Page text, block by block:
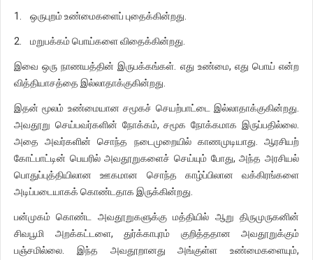
1. ஒருபுறம் உண்மைகளைப் புதைக்கின்றது.
2. மறுபக்கம் பொய்களை விதைக்கின்றது.
இவை ஒரு நாணயத்தின் இருபக்கங்கள். எது உண்மை, எது பொய் என்ற
வித்தியாசத்தை இல்லாதாக்குகின்றது.
இதன் மூலம் உண்மையான சமூகச் செயற்பாட்டை இல்லாதாக்குகின்றது.
அவதூறு செய்பவர்களின் நோக்கம், சமூக நோக்கமாக இருப்பதில்லை.
அதை அவர்களின் சொந்த நடைமுறையில் காணமுடியாது. ஆரசியற்
கோட்பாட்டின் பெயரில் அவதூறுகளைச் செய்யும் போது, அந்த அரசியல்
பொதுப்புத்தியிலான ஊகமான சொந்த காழ்ப்பிலான வக்கிரங்களை
அடிப்படையாகக் கொண்டதாக இருக்கின்றது.
பன்முகம் கொண்ட அவதூறுகளுக்கு மத்தியில் ஆறு திருமுருகனின்
சிவபூமி அறக்கட்டளை, துர்க்காபுரம் குறித்ததான அவதூறுக்கும்
பஞ்சமில்லை. இந்த அவதூறானது அங்குள்ள உண்மைகளையும்,